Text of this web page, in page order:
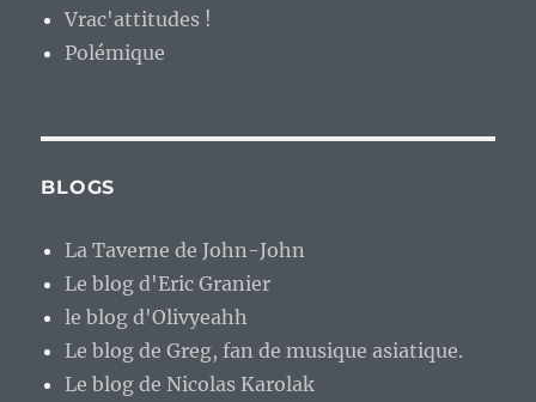
Vrac'attitudes !
Polémique
BLOGS
La Taverne de John-John
Le blog d'Eric Granier
le blog d'Olivyeahh
Le blog de Greg, fan de musique asiatique.
Le blog de Nicolas Karolak